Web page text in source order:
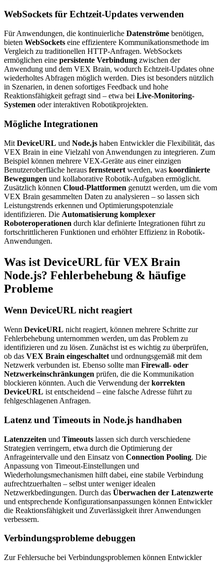
WebSockets für Echtzeit-Updates verwenden
Für Anwendungen, die kontinuierliche Datenströme benötigen,
bieten WebSockets eine effizientere Kommunikationsmethode im
Vergleich zu traditionellen HTTP-Anfragen. WebSockets
ermöglichen eine persistente Verbindung zwischen der
Anwendung und dem VEX Brain, wodurch Echtzeit-Updates ohne
wiederholtes Abfragen möglich werden. Dies ist besonders nützlich
in Szenarien, in denen sofortiges Feedback und hohe
Reaktionsfähigkeit gefragt sind – etwa bei Live-Monitoring-
Systemen oder interaktiven Robotikprojekten.
Mögliche Integrationen
Mit DeviceURL und Node.js haben Entwickler die Flexibilität, das
VEX Brain in eine Vielzahl von Anwendungen zu integrieren. Zum
Beispiel können mehrere VEX-Geräte aus einer einzigen
Benutzeroberfläche heraus fernsteuert werden, was koordinierte
Bewegungen und kollaborative Robotik-Aufgaben ermöglicht.
Zusätzlich können Cloud-Plattformen genutzt werden, um die vom
VEX Brain gesammelten Daten zu analysieren – so lassen sich
Leistungstrends erkennen und Optimierungspotenziale
identifizieren. Die Automatisierung komplexer
Roboteroperationen durch klar definierte Integrationen führt zu
fortschrittlicheren Funktionen und erhöhter Effizienz in Robotik-
Anwendungen.
Was ist DeviceURL für VEX Brain
Node.js? Fehlerbehebung & häufige
Probleme
Wenn DeviceURL nicht reagiert
Wenn DeviceURL nicht reagiert, können mehrere Schritte zur
Fehlerbehebung unternommen werden, um das Problem zu
identifizieren und zu lösen. Zunächst ist es wichtig zu überprüfen,
ob das VEX Brain eingeschaltet und ordnungsgemäß mit dem
Netzwerk verbunden ist. Ebenso sollte man Firewall- oder
Netzwerkeinschränkungen prüfen, die die Kommunikation
blockieren könnten. Auch die Verwendung derkorrekten
DeviceURL ist entscheidend – eine falsche Adresse führt zu
fehlgeschlagenen Anfragen.
Latenz und Timeouts in Node.js handhaben
Latenzzeiten und Timeouts lassen sich durch verschiedene
Strategien verringern, etwa durch die Optimierung der
Anfrageintervalle und den Einsatz von Connection Pooling. Die
Anpassung von Timeout-Einstellungen und
Wiederholungsmechanismen hilft dabei, eine stabile Verbindung
aufrechtzuerhalten – selbst unter weniger idealen
Netzwerkbedingungen. Durch das Überwachen der Latenzwerte
und entsprechende Konfigurationsanpassungen können Entwickler
die Reaktionsfähigkeit und Zuverlässigkeit ihrer Anwendungen
verbessern.
Verbindungsprobleme debuggen
Zur Fehlersuche bei Verbindungsproblemen können Entwickler